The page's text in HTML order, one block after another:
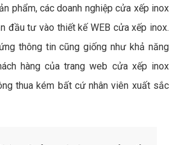
phẩm, các doanh nghiệp cửa xếp inox
đầu tư vào thiết kế WEB cửa xếp inox.
thông tin cũng giống như khả năng
hàng của trang web cửa xếp inox
thua kém bất cứ nhân viên xuất sắc